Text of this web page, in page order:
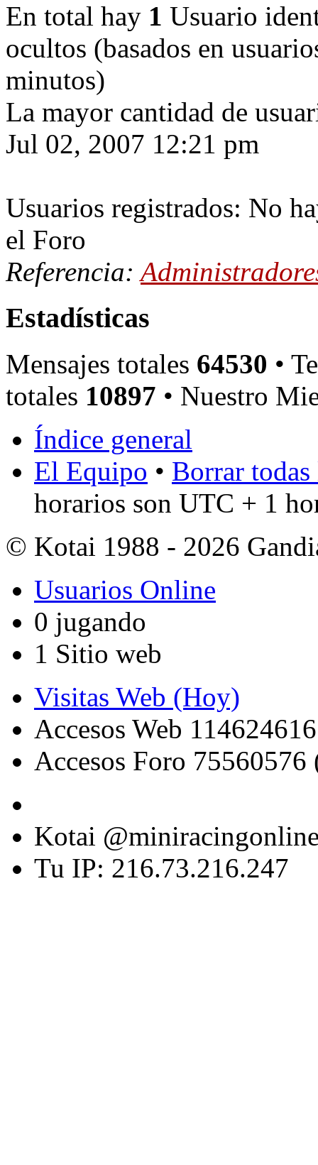
En total hay 1 Usuario
ocultos (basados en
minutos)
La mayor cantidad de
Jul 02, 2007 12:21 pm
Usuarios registrados: No
el Foro
Referencia:
Estadísticas
Mensajes totales 64530 •
totales 10897 • Nuestro
Índice general
El Equipo • Borrar
horarios son UTC + 1
© Kotai 1988 - 2026
Usuarios Online
0 jugando
1 Sitio web
Visitas Web (Hoy)
Accesos Web
Accesos Foro 75560576
Kotai
Tu IP: 216.73.216.247